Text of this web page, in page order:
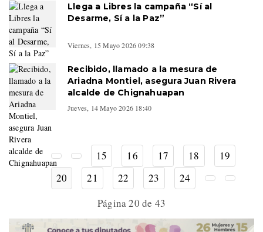
Llega a Libres la campaña “Sí al
Desarme, Sí a la Paz”
Viernes, 15 Mayo 2026 09:38
Recibido, llamado a la mesura de
Ariadna Montiel, asegura Juan Rivera
alcalde de Chignahuapan
Jueves, 14 Mayo 2026 18:40
15 16 17 18
19
20
21 22 23
24
Página 20 de 43